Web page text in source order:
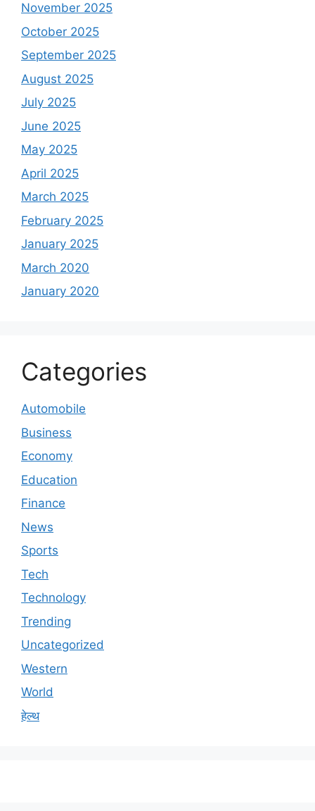
November 2025
October 2025
September 2025
August 2025
July 2025
June 2025
May 2025
April 2025
March 2025
February 2025
January 2025
March 2020
January 2020
Categories
Automobile
Business
Economy
Education
Finance
News
Sports
Tech
Technology
Trending
Uncategorized
Western
World
हेल्थ